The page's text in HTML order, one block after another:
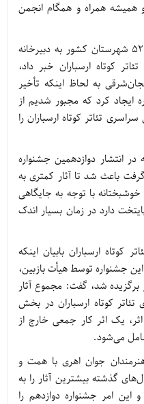
همیشه همراه و همگام انجمن
وی از ارسال 178 اثر از 30 استان و 52 شهرستان کشور به دبیرخانه
کوتاه ارسباران خبر داد،
به لحاظ اینکه تأخیر
ایجاد کرد که مجبور شدیم از
تئاتر کوتاه ارسباران را
در انتشار دوازدهمین جشنواره
باعث شد تا آثار کمتری به
با توجه به جایگاهی
دارد در زمان بسیار اندک
کوتاه ارسباران بابیان اینکه
این جشنواره توسط هیأت بازبین،
آثار برگزیده شد، گفت: مجموع آثار
تئاتر کوتاه ارسباران در بخش
8 اثر، در بخش صحنه‌ای 8 اثر، یک اثر کار جمعی خارج از
جوان اهری با همت و
گذشته بیشترین آثار را به
این امر جشنواره دوازدهم را